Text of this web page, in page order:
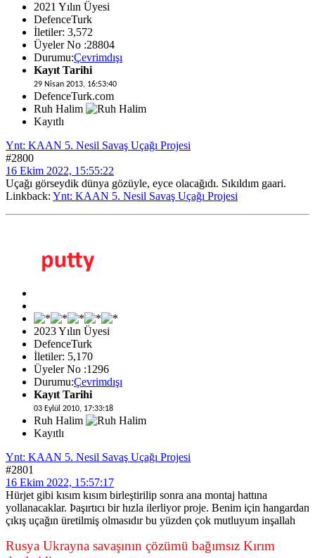
2021 Yılın Üyesi
DefenceTurk
İletiler: 3,572
Üyeler No :28804
Durumu:Çevrimdışı
Kayıt Tarihi
29 Nisan 2013, 16:53:40
DefenceTurk.com
Ruh Halim
Kayıtlı
Ynt: KAAN 5. Nesil Savaş Uçağı Projesi
#2800
16 Ekim 2022, 15:55:22
Uçağı görseydik dünya gözüyle, eyce olacağıdı. Sıkıldım gaari.
Linkback: Ynt: KAAN 5. Nesil Savaş Uçağı Projesi
2023 Yılın Üyesi
DefenceTurk
İletiler: 5,170
Üyeler No :1296
Durumu:Çevrimdışı
Kayıt Tarihi
03 Eylül 2010, 17:33:18
Ruh Halim
Kayıtlı
Ynt: KAAN 5. Nesil Savaş Uçağı Projesi
#2801
16 Ekim 2022, 15:57:17
Hürjet gibi kısım kısım birleştirilip sonra ana montaj hattına
yollanacaklar. Þaşırtıcı bir hızla ilerliyor proje. Benim için hangardan
çıkış uçağın üretilmiş olmasıdır bu yüzden çok mutluyum inşallah
Rusya Ukrayna savaşının çözümü bağımsız Kırım